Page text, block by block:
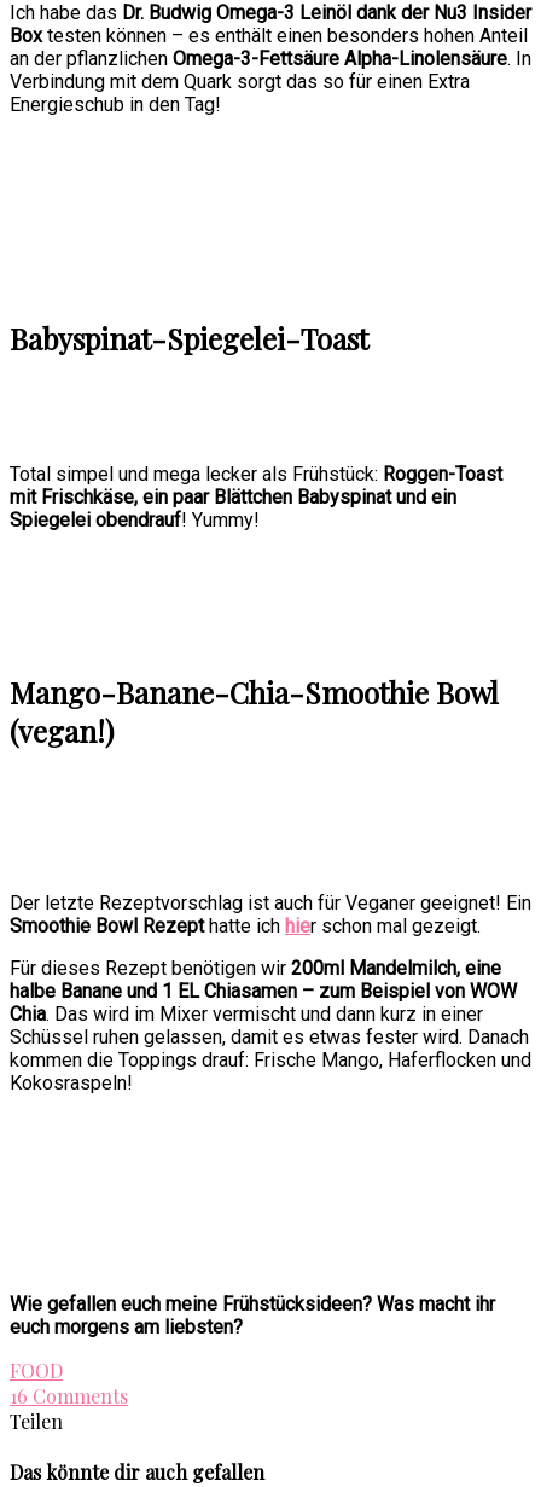
Ich habe das Dr. Budwig Omega-3 Leinöl dank der Nu3 Insider
Boxtesten können – es enthält einen besonders hohen Anteil
an der pflanzlichen Omega-3-Fettsäure Alpha-Linolensäure. In
Verbindung mit dem Quark sorgt das so für einen Extra
Energieschub in den Tag!
Babyspinat-Spiegelei-Toast
Total simpel und mega lecker als Frühstück: Roggen-Toast
mit Frischkäse, ein paar Blättchen Babyspinat und ein
Spiegelei obendrauf! Yummy!
Mango-Banane-Chia-Smoothie Bowl
(vegan!)
Der letzte Rezeptvorschlag ist auch für Veganer geeignet! Ein
Smoothie Bowl Rezepthatte ich hier schon mal gezeigt.
Für dieses Rezept benötigen wir 200ml Mandelmilch, eine
halbe Banane und 1 EL Chiasamen – zum Beispiel von WOW
Chia. Das wird im Mixer vermischt und dann kurz in einer
Schüssel ruhen gelassen, damit es etwas fester wird. Danach
kommen die Toppings drauf: Frische Mango, Haferflocken und
Kokosraspeln!
Wie gefallen euch meine Frühstücksideen? Was macht ihr
euch morgens am liebsten?
FOOD
16 Comments
Teilen
Das könnte dir auch gefallen